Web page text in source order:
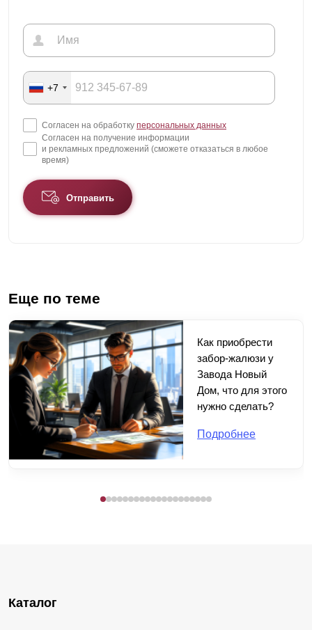
+7
Согласен на обработку персональных данных
Согласен на получение информации
и рекламных предложений (сможете отказаться в любое
время)
Отправить
Еще по теме
Как приобрести
забор-жалюзи у
Завода Новый
Дом, что для этого
нужно сделать?
Подробнее
Каталог